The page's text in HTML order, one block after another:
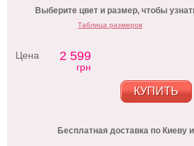
Выберите цвет и размер, чтобы
Таблица размеров
Цена 2 599
грн
КУПИТЬ
Бесплатная доставка по Киеву